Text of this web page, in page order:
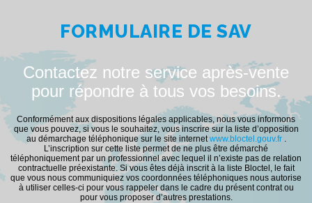
FORMULAIRE DE SAV
Contactez notre service après-vente
pour répondre à tous vos besoins.
Conformément aux dispositions légales applicables, nous vous informons
que vous pouvez, si vous le souhaitez, vous inscrire sur la liste d’opposition
au démarchage téléphonique sur le site internetwww.bloctel.gouv.fr.
L’inscription sur cette liste permet de ne plus être démarché
téléphoniquement par un professionnel avec lequel il n’existe pas de relation
contractuelle préexistante. Si vous êtes déjà inscrit à la liste Bloctel, le fait
que vous nous communiquiez vos coordonnées téléphoniques nous autorise
à utiliser celles-ci pour vous rappeler dans le cadre du présent contrat ou
pour vous proposer d’autres prestations.